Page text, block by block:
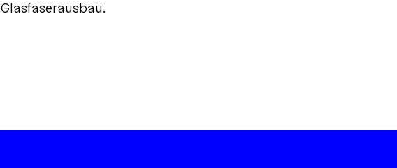
Glasfaserausbau.